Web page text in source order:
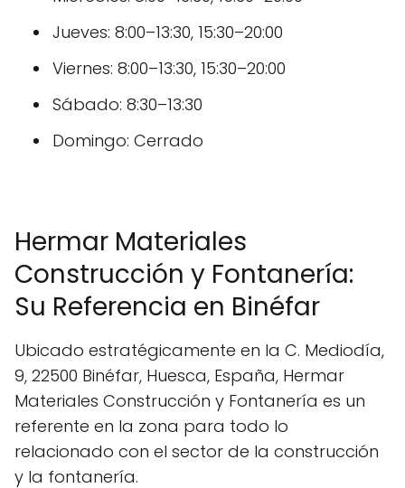
Jueves: 8:00–13:30, 15:30–20:00
Viernes: 8:00–13:30, 15:30–20:00
Sábado: 8:30–13:30
Domingo: Cerrado
Hermar Materiales
Construcción y Fontanería:
Su Referencia en Binéfar
Ubicado estratégicamente en la C. Mediodía,
9, 22500 Binéfar, Huesca, España, Hermar
Materiales Construcción y Fontanería es un
referente en la zona para todo lo
relacionado con el sector de la construcción
y la fontanería.